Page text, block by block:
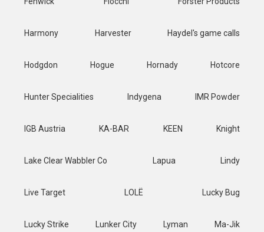
Harmony Harvester Haydel's game calls
Hodgdon Hogue Hornady Hotcore
Hunter Specialities Indygena IMR Powder
IGB Austria KA-BAR KEEN Knight
Lake Clear Wabbler Co Lapua Lindy
Live Target LOLË Lucky Bug
Lucky Strike Lunker City Lyman Ma-Jik